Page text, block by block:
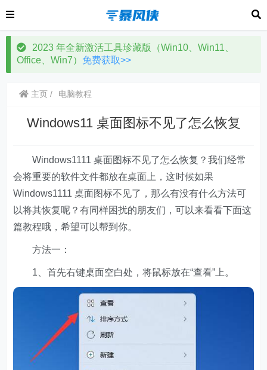
2023 年全新激活工具珍藏版（Win10、Win11、
Office、Win7） 免费获取>>
主页 电脑教程
Windows11 桌面图标不见了怎么恢复
Windows1111 桌面图标不见了怎么恢复？我们经常
会将重要的软件文件都放在桌面上，这时候如果
Windows1111 桌面图标不见了，那么有没有什么方法可
以将其恢复呢？有同样困扰的朋友们，可以来看看下面这
篇教程哦，希望可以帮到你。
方法一：
1、首先右键桌面空白处，将鼠标放在“查看”上。